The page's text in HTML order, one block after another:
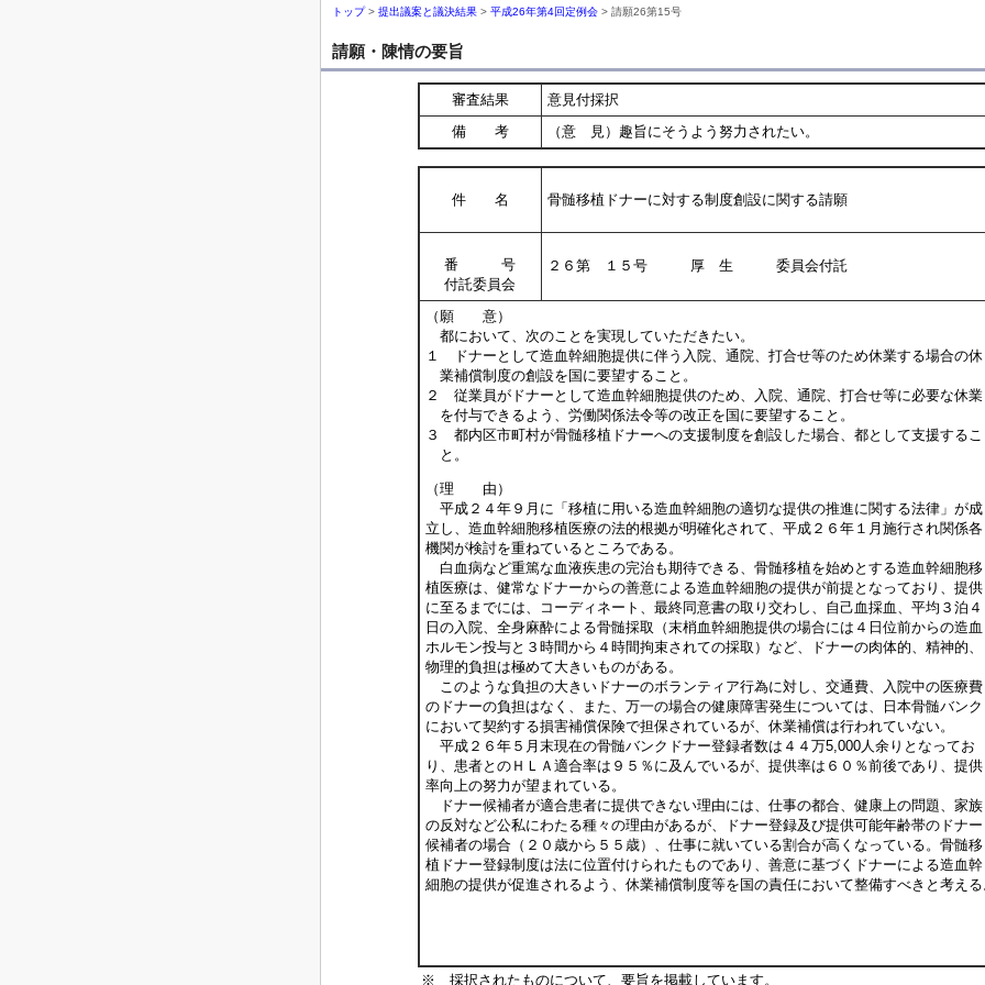
トップ> 提出議案と議決結果 > 平成26年第4回定例会 > 請願26第15号
請願・陳情の要旨
審査結果
意見付採択
備 考
（意 見）趣旨にそうよう努力されたい。
件 名 骨髄移植ドナーに対する制度創設に関する請願
番 号
付託委員会
２６第 １５号 厚 生 委員会付託
（願 意）
都において、次のことを実現していただきたい。
１ ドナーとして造血幹細胞提供に伴う入院、通院、打合せ等のため休業する場合の休
業補償制度の創設を国に要望すること。
２ 従業員がドナーとして造血幹細胞提供のため、入院、通院、打合せ等に必要な休業
を付与できるよう、労働関係法令等の改正を国に要望すること。
３ 都内区市町村が骨髄移植ドナーへの支援制度を創設した場合、都として支援するこ
と。
（理 由）
平成２４年９月に「移植に用いる造血幹細胞の適切な提供の推進に関する法律」が成
立し、造血幹細胞移植医療の法的根拠が明確化されて、平成２６年１月施行され関係各
機関が検討を重ねているところである。
白血病など重篤な血液疾患の完治も期待できる、骨髄移植を始めとする造血幹細胞移
植医療は、健常なドナーからの善意による造血幹細胞の提供が前提となっており、提供
に至るまでには、コーディネート、最終同意書の取り交わし、自己血採血、平均３泊４
日の入院、全身麻酔による骨髄採取（末梢血幹細胞提供の場合には４日位前からの造血
ホルモン投与と３時間から４時間拘束されての採取）など、ドナーの肉体的、精神的、
物理的負担は極めて大きいものがある。
このような負担の大きいドナーのボランティア行為に対し、交通費、入院中の医療費
のドナーの負担はなく、また、万一の場合の健康障害発生については、日本骨髄バンク
において契約する損害補償保険で担保されているが、休業補償は行われていない。
平成２６年５月末現在の骨髄バンクドナー登録者数は４４万5,000人余りとなってお
り、患者とのＨＬＡ適合率は９５％に及んでいるが、提供率は６０％前後であり、提供
率向上の努力が望まれている。
ドナー候補者が適合患者に提供できない理由には、仕事の都合、健康上の問題、家族
の反対など公私にわたる種々の理由があるが、ドナー登録及び提供可能年齢帯のドナー
候補者の場合（２０歳から５５歳）、仕事に就いている割合が高くなっている。骨髄移
植ドナー登録制度は法に位置付けられたものであり、善意に基づくドナーによる造血幹
細胞の提供が促進されるよう、休業補償制度等を国の責任において整備すべきと考える
※ 採択されたものについて、要旨を掲載しています。